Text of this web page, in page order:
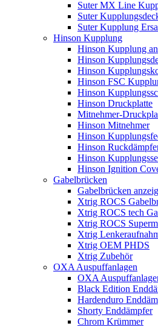
Suter MX Line
Suter
Suter Kupplung
Hinson Kupplung
Hinson Kupplung
Hinson
Hinson
Hinson FSC
Hinson
Hinson Druckplatte
Mitnehmer-
Hinson Mitnehmer
Hinson
Hinson
Hinson
Hinson Ignition
Gabelbrücken
Gabelbrücken
Xtrig ROCS
Xtrig ROCS tech
Xtrig ROCS
Xtrig
Xtrig OEM PHDS
Xtrig Zubehör
OXA Auspuffanlagen
OXA
Black Edition
Hardenduro
Shorty Enddämpfer
Chrom Krümmer